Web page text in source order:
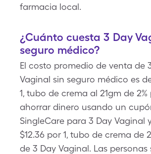
farmacia local.
¿Cuánto cuesta 3 Day
seguro médico?
El costo promedio de venta de
Vaginal sin seguro médico es
1, tubo de crema al 21gm de
ahorrar dinero usando un
SingleCare para 3 Day Vaginal
$12.36 por 1, tubo de crema de
de 3 Day Vaginal. Las personas